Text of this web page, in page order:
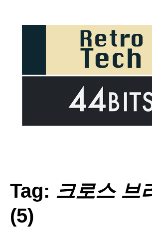
Tag: 크로스 브
(5)